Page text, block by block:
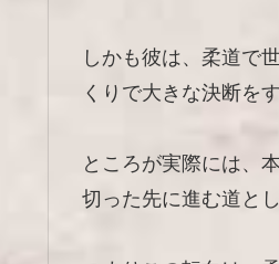
しかも彼は、柔道で
くりで大きな決断を
ところが実際には、
切った先に進む道と